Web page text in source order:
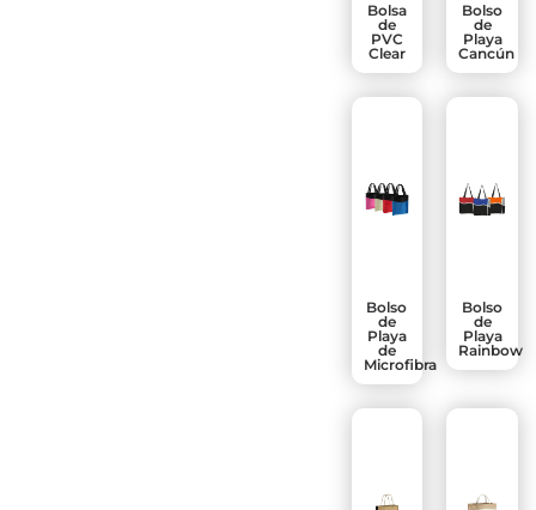
Bolsa
de
PVC
Clear
Bolso
de
Playa
Cancún
Bolso
de
Playa
de
Microfibra
Bolso
de
Playa
Rainbow